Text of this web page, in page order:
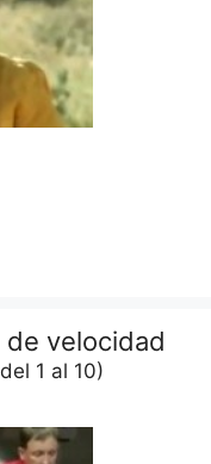
velocidad
1 al 10)